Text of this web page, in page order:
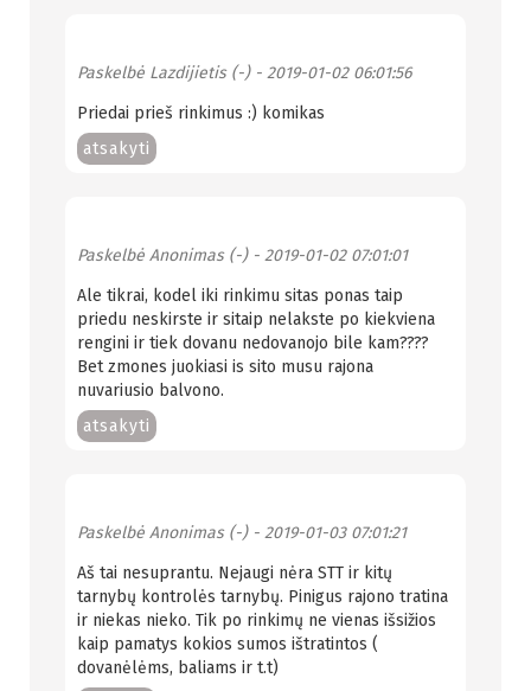
Paskelbė Lazdijietis (-)- 2019-01-02 06:01:56
Priedai prieš rinkimus :) komikas
atsakyti
Paskelbė Anonimas (-)- 2019-01-02 07:01:01
Ale tikrai, kodel iki rinkimu sitas ponas taip
priedu neskirste ir sitaip nelakste po kiekviena
rengini ir tiek dovanu nedovanojo bile kam????
Bet zmones juokiasi is sito musu rajona
nuvariusio balvono.
atsakyti
Paskelbė Anonimas (-)- 2019-01-03 07:01:21
Aš tai nesuprantu. Nejaugi nėra STT ir kitų
tarnybų kontrolės tarnybų. Pinigus rajono tratina
ir niekas nieko. Tik po rinkimų ne vienas išsižios
kaip pamatys kokios sumos ištratintos (
dovanėlėms, baliams ir t.t)